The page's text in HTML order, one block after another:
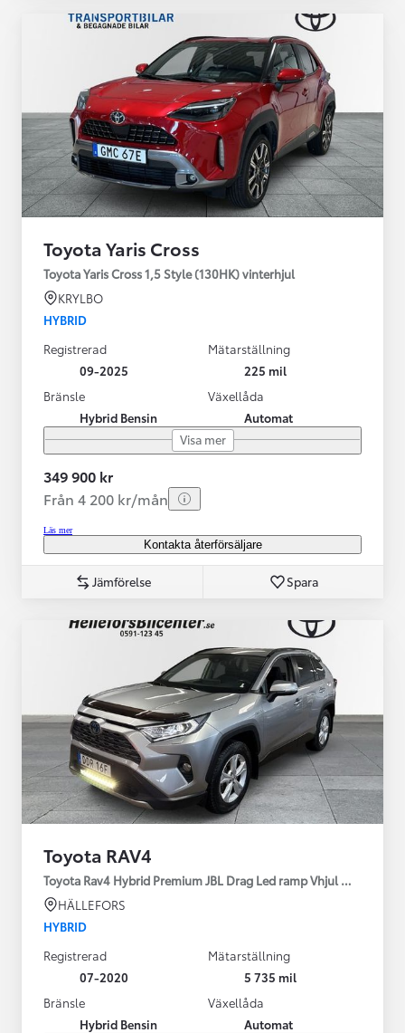
Toyota Yaris Cross
Toyota Yaris Cross 1,5 Style (130HK) vinterhjul
KRYLBO
HYBRID
Registrerad
09-2025
Mätarställning
225 mil
Bränsle
Hybrid Bensin
Växellåda
Automat
Visa mer
349 900 kr
Från 4 200 kr/mån
Läs mer
Kontakta återförsäljare
Jämförelse Spara
Toyota RAV4
Toyota Rav4 Hybrid Premium JBL Drag Led ramp Vhjul motorv
HÄLLEFORS
HYBRID
Registrerad
07-2020
Mätarställning
5 735 mil
Bränsle
Hybrid Bensin
Växellåda
Automat